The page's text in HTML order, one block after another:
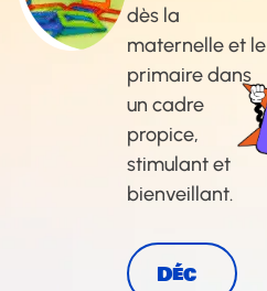
dès la
maternelle et le
primaire dans
un cadre
propice,
stimulant et
bienveillant.
Déc